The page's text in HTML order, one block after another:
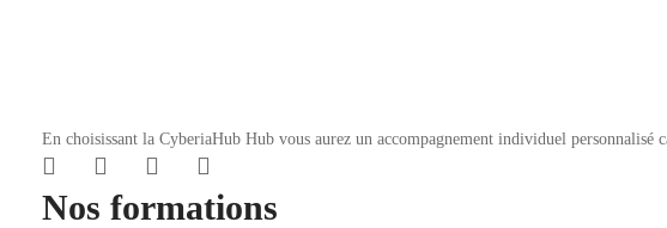
En choisissant la CyberiaHub Hub vous aurez un accompagnement individuel
Nos formations